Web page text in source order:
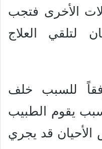
الأخرى فتجب
لتلقي العلاج
للسبب خلف
يقوم الطبيب
قد يجري